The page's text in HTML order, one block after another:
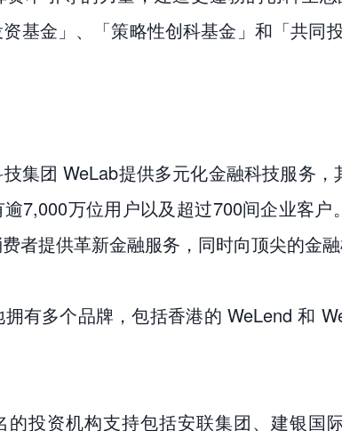
基金」、「策略性创科基金」和「共
集团 WeLab提供多元化金融科技服务
7,000万位用户以及超过700间企业客
者提供革新金融服务，同时向顶尖的金
有多个品牌，包括香港的 WeLend 和
的投资机构支持包括安联集团、建银国